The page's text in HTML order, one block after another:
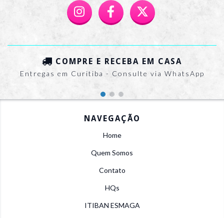
COMPRE E RECEBA EM CASA
Entregas em Curitiba - Consulte via WhatsApp
NAVEGAÇÃO
Home
Quem Somos
Contato
HQs
ITIBAN ESMAGA